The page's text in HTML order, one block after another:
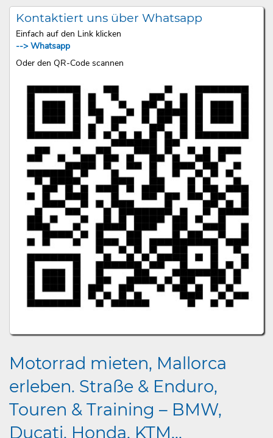
Kontaktiert uns über Whatsapp
Einfach auf den Link klicken
--> Whatsapp
Oder den QR-Code scannen
Motorrad mieten, Mallorca
erleben. Straße & Enduro,
Touren & Training – BMW,
Ducati, Honda, KTM...